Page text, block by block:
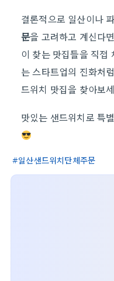
결론적으로 일산이나
문을 고려하고 계신다
이 찾는 맛집들을 직접
는 스타트업의 진화처
드위치 맛집을 찾아보
맛있는 샌드위치로 특
일산샌드위치단체주문